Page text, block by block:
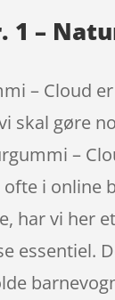
1 –
–
skal gøre
–
i
har vi her